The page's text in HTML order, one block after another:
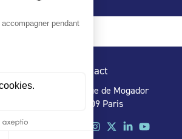
Contact
32 rue de Mogador
75 009 Paris